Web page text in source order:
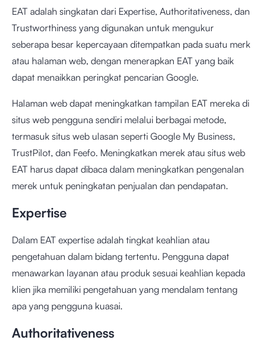
EAT adalah singkatan dari Expertise, Authoritativeness, dan
Trustworthiness yang digunakan untuk mengukur
seberapa besar kepercayaan ditempatkan pada suatu merk
atau halaman web, dengan menerapkan EAT yang baik
dapat menaikkan peringkat pencarian Google.
Halaman web dapat meningkatkan tampilan EAT mereka di
situs web pengguna sendiri melalui berbagai metode,
termasuk situs web ulasan seperti Google My Business,
TrustPilot, dan Feefo. Meningkatkan merek atau situs web
EAT harus dapat dibaca dalam meningkatkan pengenalan
merek untuk peningkatan penjualan dan pendapatan.
Expertise
Dalam EAT expertise adalah tingkat keahlian atau
pengetahuan dalam bidang tertentu. Pengguna dapat
menawarkan layanan atau produk sesuai keahlian kepada
klien jika memiliki pengetahuan yang mendalam tentang
apa yang pengguna kuasai.
Authoritativeness